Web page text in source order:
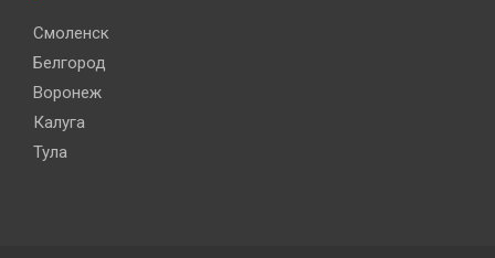
Смоленск
Белгород
Воронеж
Калуга
Тула